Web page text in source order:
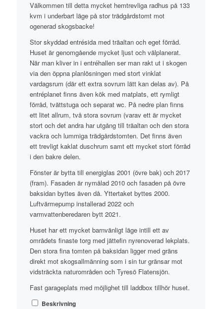
Välkommen till detta mycket hemtrevliga radhus på 133
kvm i underbart läge på stor trädgårdstomt mot
ogenerad skogsbacke!
Stor skyddad entrésida med träaltan och eget förråd.
Huset är genomgående mycket ljust och välplanerat.
När man kliver in i entréhallen ser man rakt ut i skogen
via den öppna planlösningen med stort vinklat
vardagsrum (där ett extra sovrum lätt kan delas av). På
entréplanet finns även kök med matplats, ett rymligt
förråd, tvättstuga och separat wc. På nedre plan finns
ett litet allrum, två stora sovrum (varav ett är mycket
stort och det andra har utgång till träaltan och den stora
vackra och lummiga trädgårdstomten. Det finns även
ett trevligt kaklat duschrum samt ett mycket stort förråd
i den bakre delen.
Fönster är bytta till energiglas 2001 (övre bak) och 2017
(fram). Fasaden är nymålad 2010 och fasaden på övre
baksidan byttes även då. Yttertaket byttes 2000.
Luftvärmepump installerad 2022 och
varmvattenberedaren bytt 2021.
Huset har ett mycket barnvänligt läge intill ett av
områdets finaste torg med jättefin nyrenoverad lekplats.
Den stora fina tomten på baksidan ligger med gräns
direkt mot skogsallmänning som i sin tur gränsar mot
vidsträckta naturområden och Tyresö Flatensjön.
Fast garageplats med möjlighet till laddbox tillhör huset.
Beskrivning